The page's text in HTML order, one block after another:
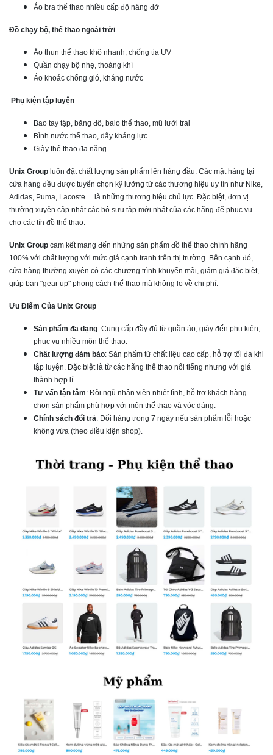
Áo bra thể thao nhiều cấp độ nâng đỡ
Đồ chạy bộ, thể thao ngoài trời
Áo thun thể thao khô nhanh, chống tia UV
Quần chạy bộ nhẹ, thoáng khí
Áo khoác chống gió, kháng nước
Phụ kiện tập luyện
Bao tay tập, băng đô, balo thể thao, mũ lưỡi trai
Bình nước thể thao, dây kháng lực
Giày thể thao đa năng
Unix Group luôn đặt chất lượng sản phẩm lên hàng đầu. Các mặt hàng tại
cửa hàng đều được tuyển chọn kỹ lưỡng từ các thương hiệu uy tín như Nike,
Adidas, Puma, Lacoste… là những thương hiệu chủ lực. Đặc biệt, đơn vị
thường xuyên cập nhật các bộ sưu tập mới nhất của các hãng để phục vụ
cho các tín đồ thể thao.
Unix Group cam kết mang đến những sản phẩm đồ thể thao chính hãng
100% với chất lượng với mức giá cạnh tranh trên thị trường. Bên cạnh đó,
cửa hàng thường xuyên có các chương trình khuyến mãi, giảm giá đặc biệt,
giúp bạn "gear up" phong cách thể thao mà không lo về chi phí.
Ưu Điểm Của Unix Group
Sản phẩm đa dạng: Cung cấp đầy đủ từ quần áo, giày đến phụ kiện,
phục vụ nhiều môn thể thao.
Chất lượng đảm bảo: Sản phẩm từ chất liệu cao cấp, hỗ trợ tối đa khi
tập luyện. Đặc biệt là từ các hãng thể thao nổi tiếng nhưng với giá
thành hợp lí.
Tư vấn tận tâm: Đội ngũ nhân viên nhiệt tình, hỗ trợ khách hàng
chọn sản phẩm phù hợp với môn thể thao và vóc dáng.
Chính sách đổi trả: Đổi hàng trong 7 ngày nếu sản phẩm lỗi hoặc
không vừa (theo điều kiện shop).